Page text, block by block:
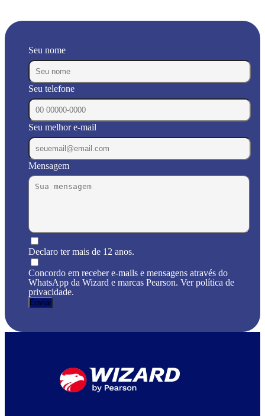
Seu nome
Seu telefone
Seu melhor e-mail
Mensagem
Declaro ter mais de 12 anos.
Concordo em receber e-mails e mensagens através do
WhatsApp da Wizard e marcas Pearson. Ver política de
privacidade.